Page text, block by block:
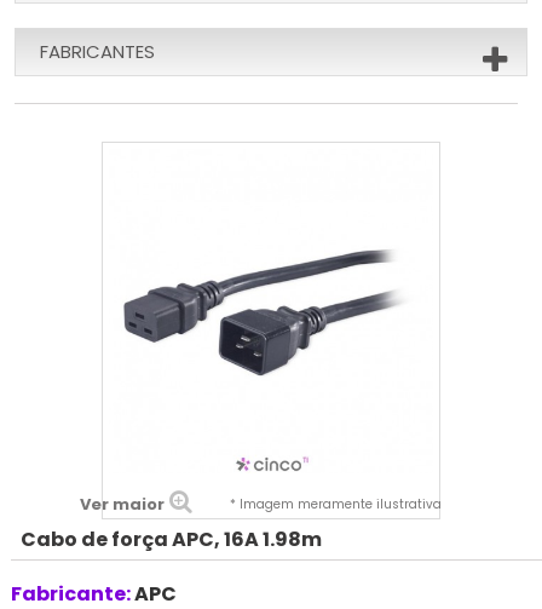
FABRICANTES
Ver maior * Imagem meramente ilustrativa
Cabo de força APC, 16A 1.98m
Fabricante:APC